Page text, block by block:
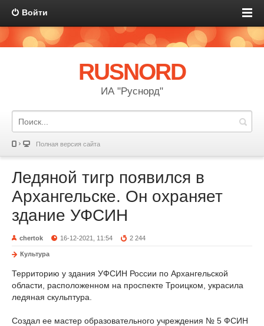
Войти
RUSNORD
ИА "Руснорд"
Полная версия сайта
Ледяной тигр появился в
Архангельске. Он охраняет
здание УФСИН
chertok 16-12-2021, 11:54 2 244
Культура
Территорию у здания УФСИН России по Архангельской
области, расположенном на проспекте Троицком, украсила
ледяная скульптура.
Создал ее мастер образовательного учреждения № 5 ФСИН